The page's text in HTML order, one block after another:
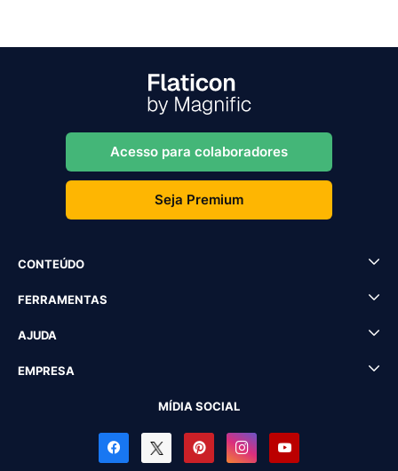
Acesso para colaboradores
Seja Premium
CONTEÚDO
FERRAMENTAS
AJUDA
EMPRESA
MÍDIA SOCIAL